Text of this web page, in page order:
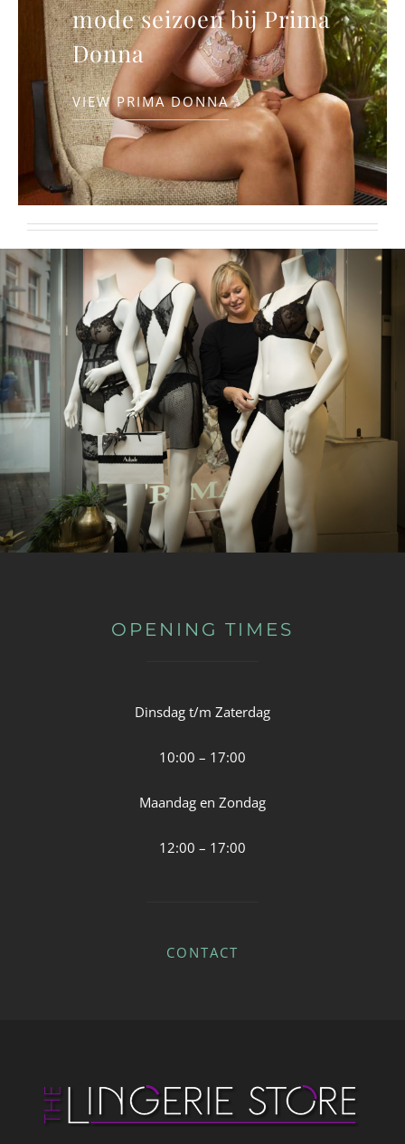
mode seizoen bij Prima
Donna
VIEW PRIMA DONNA
OPENING TIMES
Dinsdag t/m Zaterdag
10:00 – 17:00
Maandag en Zondag
12:00 – 17:00
CONTACT